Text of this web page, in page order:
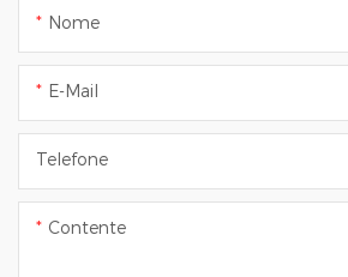
Nome
E-Mail
Telefone
Contente